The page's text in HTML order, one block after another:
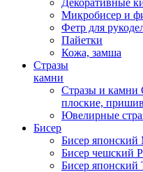
Декоративные
Микробисер и
Фетр для
Пайетки
Кожа, замша
Стразы
камни
Стразы и камни
плоские,
Ювелирные
Бисер
Бисер японский
Бисер чешский
Бисер японский